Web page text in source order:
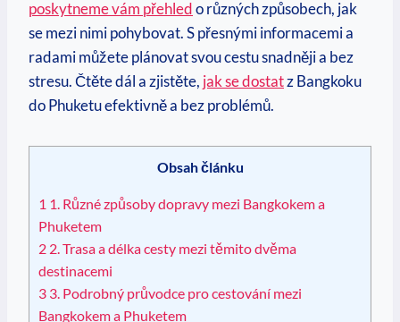
poskytneme vám přehledo různých způsobech, jak
se ‍mezi ⁣nimi pohybovat. ​S přesnými informacemi a
radami můžete plánovat svou‌ cestu snadněji⁣ a bez‍
stresu.⁢ Čtěte dál a zjistěte, jak se dostatz⁤ Bangkoku
do Phuketu‍ efektivně ⁤a bez⁤ problémů.
Obsah článku
1 1. Různé ⁣způsoby⁢ dopravy mezi Bangkokem a
Phuketem
2 2. Trasa a⁢ délka cesty ⁤mezi těmito dvěma
destinacemi
3 3. ‌Podrobný průvodce pro cestování⁤ mezi
Bangkokem a Phuketem